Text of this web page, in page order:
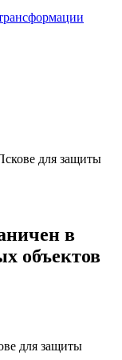
для защиты
в
объектов